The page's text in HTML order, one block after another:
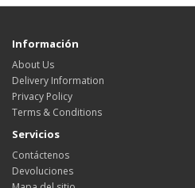
Información
About Us
Delivery Information
Privacy Policy
Terms & Conditions
Servicios
Contáctenos
Devoluciones